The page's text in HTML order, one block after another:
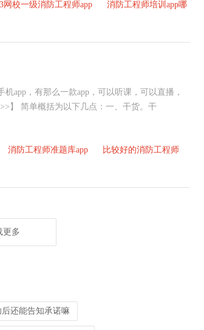
网校一级消防工程师app
消防工程师培训app哪
app，有那么一款app，可以听课，可以直播，
】 简单概括为以下几点：一、干货。干
消防工程师准题库app
比较好的消防工程师
更多
还能告知承诺嘛